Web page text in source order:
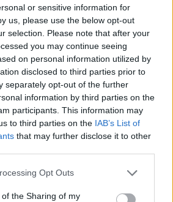
or sensitive information for
us, please use the below opt-out
selection. Please note that after your
you may continue seeing
on personal information utilized by
disclosed to third parties prior to
separately opt-out of the further
information by third parties on the
participants. This information may
to third parties on the IAB’s List of
that may further disclose it to other
Opt Outs
the Sharing of my